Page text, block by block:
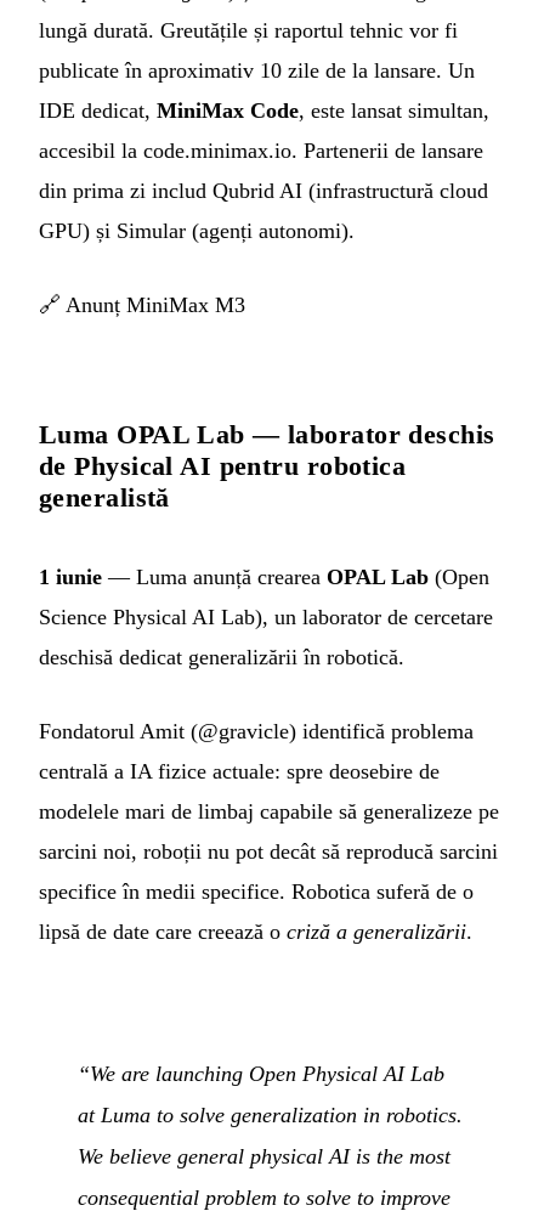
lungă durată. Greutățile și raportul tehnic vor fi
publicate în aproximativ 10 zile de la lansare. Un
IDE dedicat, MiniMax Code, este lansat simultan,
accesibil la code.minimax.io. Partenerii de lansare
din prima zi includ Qubrid AI (infrastructură cloud
GPU) și Simular (agenți autonomi).
🔗 Anunț MiniMax M3
Luma OPAL Lab — laborator deschis
de Physical AI pentru robotica
generalistă
1 iunie — Luma anunță crearea OPAL Lab (Open
Science Physical AI Lab), un laborator de cercetare
deschisă dedicat generalizării în robotică.
Fondatorul Amit (@gravicle) identifică problema
centrală a IA fizice actuale: spre deosebire de
modelele mari de limbaj capabile să generalizeze pe
sarcini noi, roboții nu pot decât să reproducă sarcini
specifice în medii specifice. Robotica suferă de o
lipsă de date care creează o criză a generalizării.
“We are launching Open Physical AI Lab
at Luma to solve generalization in robotics.
We believe general physical AI is the most
consequential problem to solve to improve